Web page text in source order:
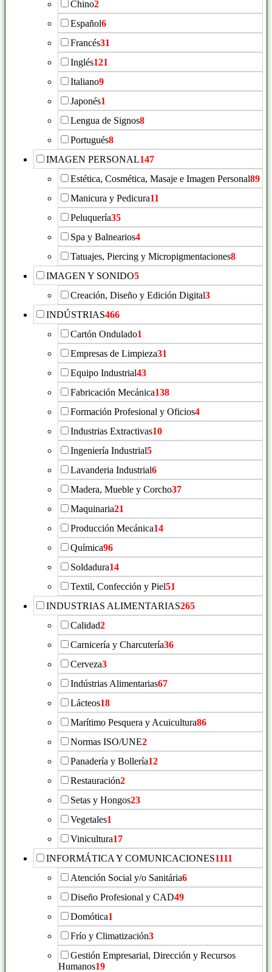
Chino2
Español6
Francés31
Inglés121
Italiano9
Japonés1
Lengua de Signos8
Portugués8
IMAGEN PERSONAL147
Estética, Cosmética, Masaje e Imagen Personal89
Manicura y Pedicura11
Peluquería35
Spa y Balnearios4
Tatuajes, Piercing y Micropigmentaciones8
IMAGEN Y SONIDO5
Creación, Diseño y Edición Digital3
INDÚSTRIAS466
Cartón Ondulado1
Empresas de Limpieza31
Equipo Industrial43
Fabricación Mecánica138
Formación Profesional y Oficios4
Industrias Extractivas10
Ingeniería Industrial5
Lavanderia Industrial6
Madera, Mueble y Corcho37
Maquinaria21
Producción Mecánica14
Química96
Soldadura14
Textil, Confección y Piel51
INDUSTRIAS ALIMENTARIAS265
Calidad2
Carnicería y Charcutería36
Cerveza3
Indústrias Alimentarias67
Lácteos18
Marítimo Pesquera y Acuicultura86
Normas ISO/UNE2
Panadería y Bollería12
Restauración2
Setas y Hongos23
Vegetales1
Vinicultura17
INFORMÁTICA Y COMUNICACIONES1111
Atención Social y/o Sanitária6
Diseño Profesional y CAD49
Domótica1
Frío y Climatización3
Gestión Empresarial, Dirección y Recursos
Humanos19